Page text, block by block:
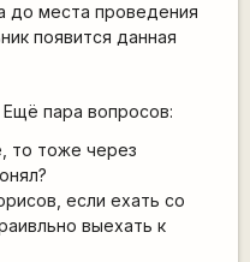
до места проведения
появится данная
пара вопросов:
то тоже через
если ехать со
выехать к